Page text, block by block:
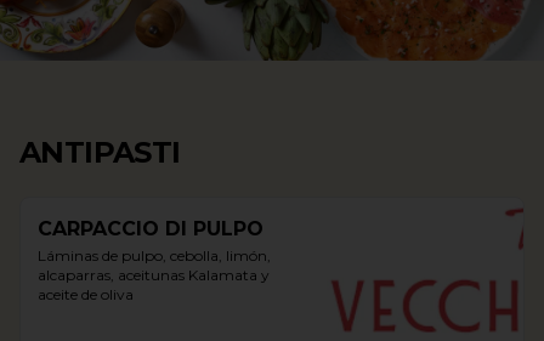
ANTIPASTI
CARPACCIO DI PULPO
Láminas de pulpo, cebolla, limón,
alcaparras, aceitunas Kalamata y
aceite de oliva